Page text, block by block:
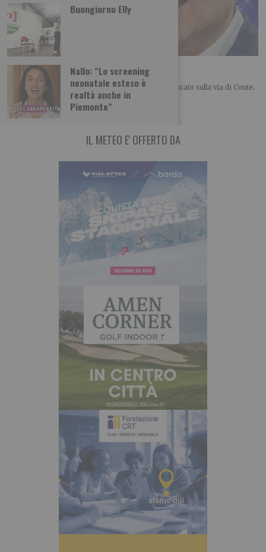
Buongiorno Elly
Nallo: “Lo screening
neonatale esteso è
realtà anche in
Piemonte”
Renzi folgorato sulla via di Conte
POLITICA Leggi l’articolo su L’identità: Renzi folgorato sulla via di Conte:
un mix tra sorpresa e
IL METEO E' OFFERTO DA